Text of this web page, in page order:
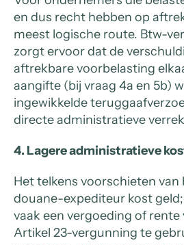
en dus recht hebben op
meest logische route. Btw-
zorgt ervoor dat de
aftrekbare voorbelasting
aangifte (bij vraag 4a en 5b)
ingewikkelde
directe administratieve
4. Lagere administratieve
Het telkens voorschieten van
douane-expediteur kost
vaak een vergoeding of rente
Artikel 23-vergunning te